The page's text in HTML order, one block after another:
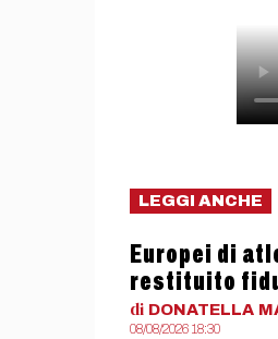
LEGGI ANCHE
Europei di
restituito
di DONATELLA
08/08/2026 18:30